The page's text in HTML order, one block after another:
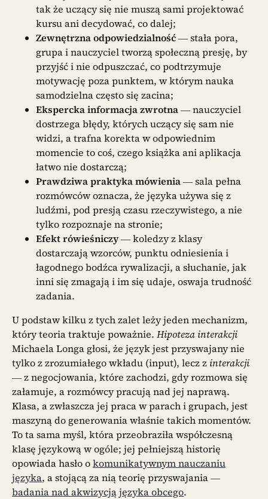
tak że uczący się nie muszą sami projektować
kursu ani decydować, co dalej;
Zewnętrzna odpowiedzialność— stała pora,
grupa i nauczyciel tworzą społeczną presję, by
przyjść i nie odpuszczać, co podtrzymuje
motywację poza punktem, w którym nauka
samodzielna często się zacina;
Ekspercka informacja zwrotna— nauczyciel
dostrzega błędy, których uczący się sam nie
widzi, a trafna korekta w odpowiednim
momencie to coś, czego książka ani aplikacja
łatwo nie dostarczą;
Prawdziwa praktyka mówienia— sala pełna
rozmówców oznacza, że języka używa się z
ludźmi, pod presją czasu rzeczywistego, a nie
tylko rozpoznaje na stronie;
Efekt rówieśniczy— koledzy z klasy
dostarczają wzorców, punktu odniesienia i
łagodnego bodźca rywalizacji, a słuchanie, jak
inni się zmagają i im się udaje, oswaja trudność
zadania.
U podstaw kilku z tych zalet leży jeden mechanizm,
który teoria traktuje poważnie. Hipoteza interakcji
Michaela Longa głosi, że język jest przyswajany nie
tylko z zrozumiałego wkładu (input), lecz z interakcji
— z negocjowania, które zachodzi, gdy rozmowa się
załamuje, a rozmówcy pracują nad jej naprawą.
Klasa, a zwłaszcza jej praca w parach i grupach, jest
maszyną do generowania właśnie takich momentów.
To ta sama myśl, która przeobraziła współczesną
klasę językową w ogóle; jej pełniejszą historię
opowiada hasło okomunikatywnym nauczaniu
języka, a stojącą za nią teorię przyswajania —
badania nad akwizycją języka obcego.